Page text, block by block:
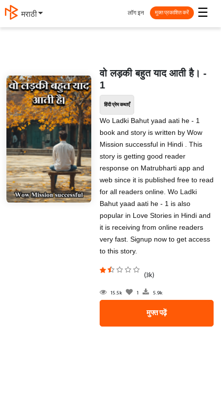
मराठी ☰
लॉग इन मुक्त प्रकाशित करें
वो लड़की बहुत याद आती है। -
1
हिंदी प्रेम कथाएँ
Wo Ladki Bahut yaad aati he - 1
book and story is written by Wow
Mission successful in Hindi . This
story is getting good reader
response on Matrubharti app and
web since it is published free to read
for all readers online. Wo Ladki
Bahut yaad aati he - 1 is also
popular in Love Stories in Hindi and
it is receiving from online readers
very fast. Signup now to get access
to this story.
(3k)
15.5k 1 5.9k
मुफ्त पढ़ें